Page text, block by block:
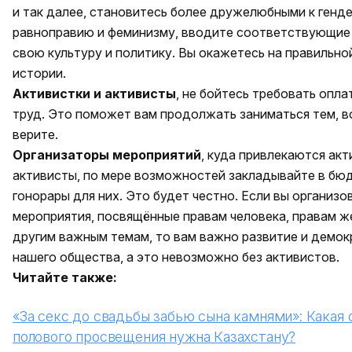
и так далее, становитесь более дружелюбными к
равноправию и феминизму, вводите
свою культуру и политику. Вы окажетесь на
истории.
Активистки и активисты, не бойтесь требовать
труд. Это поможет вам продолжать заниматься тем,
верите.
Организаторы мероприятий, куда привлекаются
активисты, по мере возможностей закладывайте в
гонорары для них. Это будет честно. Если вы
мероприятия, посвящённые правам человека, правам
другим важным темам, то вам важно развитие и
нашего общества, а это невозможно без активистов.
Читайте также:
«За секс до свадьбы забью сына камнями»: Какая
полового просвещения нужна Казахстану?